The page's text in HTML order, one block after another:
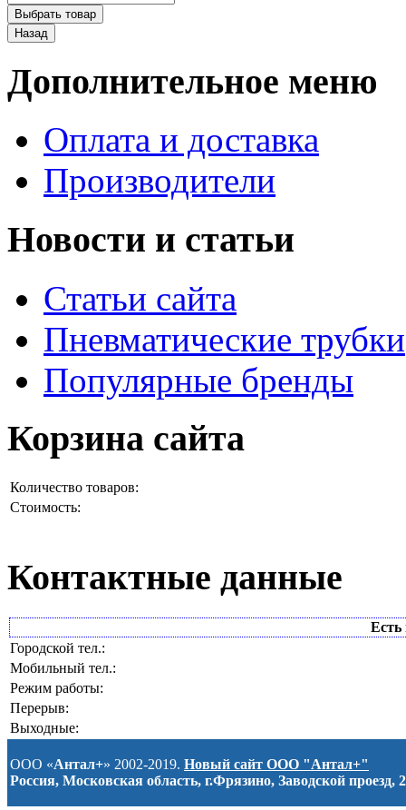
Дополнительное меню
Оплата и доставка
Производители
Новости и статьи
Статьи сайта
Пневматические трубки
Популярные бренды
Корзина сайта
Количество товаров:
Стоимость:
Контактные данные
Есть
Городской тел.:
Мобильный тел.:
Режим работы:
Перерыв:
Выходные:
ООО «Антал+» 2002-2019. Новый сайт ООО "Антал+"
Россия, Московская область, г.Фрязино, Заводской проезд, 2